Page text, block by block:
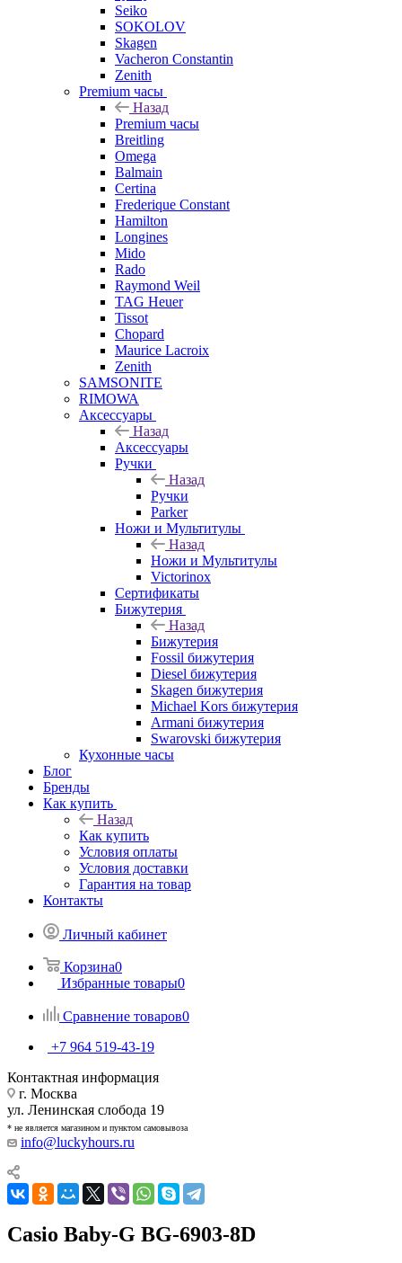
Seiko
SOKOLOV
Skagen
Vacheron Constantin
Zenith
Premium часы
Назад
Premium часы
Breitling
Omega
Balmain
Certina
Frederique Constant
Hamilton
Longines
Mido
Rado
Raymond Weil
TAG Heuer
Tissot
Chopard
Maurice Lacroix
Zenith
SAMSONITE
RIMOWA
Аксессуары
Назад
Аксессуары
Ручки
Назад
Ручки
Parker
Ножи и Мультитулы
Назад
Ножи и Мультитулы
Victorinox
Сертификаты
Бижутерия
Назад
Бижутерия
Fossil бижутерия
Diesel бижутерия
Skagen бижутерия
Michael Kors бижутерия
Armani бижутерия
Swarovski бижутерия
Кухонные часы
Блог
Бренды
Как купить
Назад
Как купить
Условия оплаты
Условия доставки
Гарантия на товар
Контакты
Личный кабинет
Корзина0
Избранные товары0
Сравнение товаров0
+7 964 519-43-19
Контактная информация
г. Москва
ул. Ленинская слобода 19
* не является магазином и пунктом самовывоза
info@luckyhours.ru
Casio Baby-G BG-6903-8D